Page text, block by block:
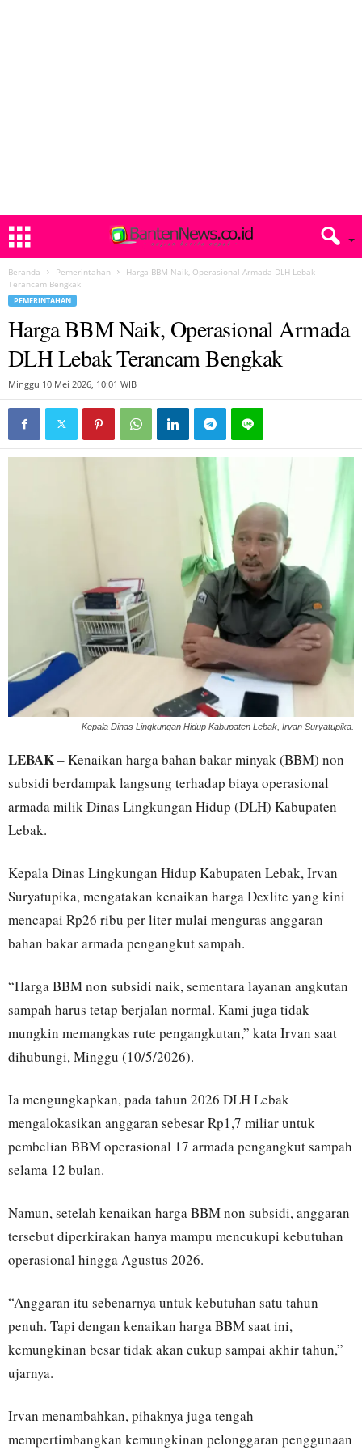
Beranda Pemerintahan
Harga BBM Naik, Operasional Armada DLH Lebak
Terancam Bengkak
PEMERINTAHAN
Harga BBM Naik, Operasional Armada
DLH Lebak Terancam Bengkak
Minggu 10 Mei 2026, 10:01 WIB
Kepala Dinas Lingkungan Hidup Kabupaten Lebak, Irvan Suryatupika.
LEBAK– Kenaikan harga bahan bakar minyak (BBM) non
subsidi berdampak langsung terhadap biaya operasional
armada milik Dinas Lingkungan Hidup (DLH) Kabupaten
Lebak.
Kepala Dinas Lingkungan Hidup Kabupaten Lebak, Irvan
Suryatupika, mengatakan kenaikan harga Dexlite yang kini
mencapai Rp26 ribu per liter mulai menguras anggaran
bahan bakar armada pengangkut sampah.
“Harga BBM non subsidi naik, sementara layanan angkutan
sampah harus tetap berjalan normal. Kami juga tidak
mungkin memangkas rute pengangkutan,” kata Irvan saat
dihubungi, Minggu (10/5/2026).
Ia mengungkapkan, pada tahun 2026 DLH Lebak
mengalokasikan anggaran sebesar Rp1,7 miliar untuk
pembelian BBM operasional 17 armada pengangkut sampah
selama 12 bulan.
Namun, setelah kenaikan harga BBM non subsidi, anggaran
tersebut diperkirakan hanya mampu mencukupi kebutuhan
operasional hingga Agustus 2026.
“Anggaran itu sebenarnya untuk kebutuhan satu tahun
penuh. Tapi dengan kenaikan harga BBM saat ini,
kemungkinan besar tidak akan cukup sampai akhir tahun,”
ujarnya.
Irvan menambahkan, pihaknya juga tengah
mempertimbangkan kemungkinan pelonggaran penggunaan